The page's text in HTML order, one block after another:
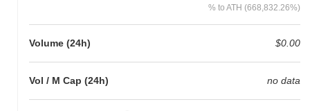
% to ATH (668,832.26%)
Volume (24h) $0.00
Vol / M Cap (24h) no data